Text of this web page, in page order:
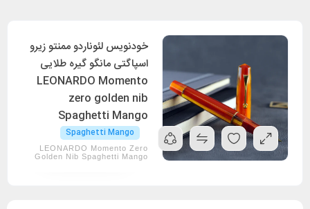
خودنویس لئوناردو ممنتو زیرو
اسپاگتی مانگو گیره طلایی
LEONARDO Momento
zero golden nib
Spaghetti Mango
Spaghetti Mango
LEONARDO Momento Zero
Golden Nib Spaghetti Mango